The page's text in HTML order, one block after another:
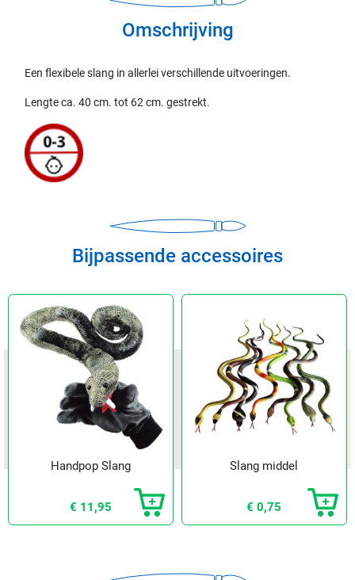
Omschrijving
Een flexibele slang in allerlei verschillende uitvoeringen.
Lengte ca. 40 cm. tot 62 cm. gestrekt.
Bijpassende accessoires
Handpop Slang
€ 11,95
Slang middel
€ 0,75